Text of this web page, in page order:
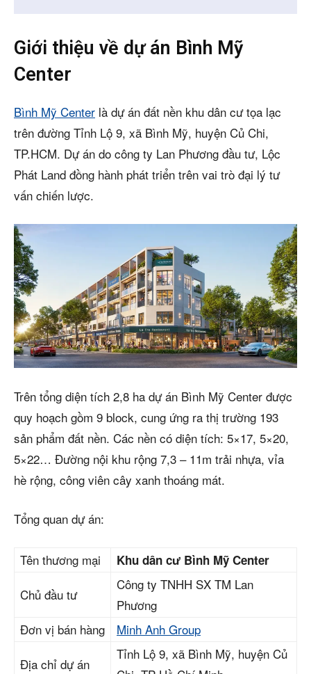
Giới thiệu về dự án Bình Mỹ
Center
Bình Mỹ Center là dự án đất nền khu dân cư tọa lạc
trên đường Tỉnh Lộ 9, xã Bình Mỹ, huyện Củ Chi,
TP.HCM. Dự án do công ty Lan Phương đầu tư, Lộc
Phát Land đồng hành phát triển trên vai trò đại lý tư
vấn chiến lược.
Trên tổng diện tích 2,8 ha dự án Bình Mỹ Center được
quy hoạch gồm 9 block, cung ứng ra thị trường 193
sản phẩm đất nền. Các nền có diện tích: 5×17, 5×20,
5×22… Đường nội khu rộng 7,3 – 11m trải nhựa, vỉa
hè rộng, công viên cây xanh thoáng mát.
Tổng quan dự án:
Tên thương mại Khu dân cư Bình Mỹ Center
Chủ đầu tư
Công ty TNHH SX TM Lan
Phương
Đơn vị bán hàng
Minh Anh Group
Địa chỉ dự án
Tỉnh Lộ 9, xã Bình Mỹ, huyện Củ